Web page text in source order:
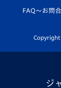
平和祈念
ホームタ
スクール
FAQ〜お問
Copyright
ジ